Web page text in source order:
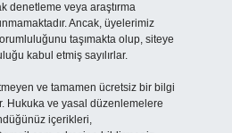
denetleme veya araştırma
Ancak, üyelerimiz
taşımakta olup, siteye
kabul etmiş sayılırlar.
ve tamamen ücretsiz bir bilgi
Hukuka ve yasal düzenlemelere
içerikleri,